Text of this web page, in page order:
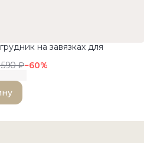
₽−60%
на завязках для